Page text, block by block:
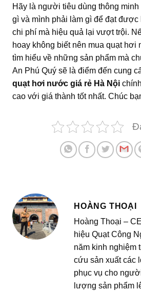
Hãy là người tiêu dùng thông
gì và mình phải làm gì để đạt
chi phí mà hiệu quả lại vượt trội.
hoay không biết nên mua quạt hơi
tìm hiểu về những sản phẩm mà
An Phú Quý sẽ là điểm đến cung
quạt hơi nước giá rẻ Hà Nội
cao với giá thành tốt nhất. Chúc
HOÀNG THOẠI
Hoàng Thoại –
hiệu Quạt Công
năm kinh nghiệm
cứu sản xuất các
phục vụ cho
lượng sản phẩm